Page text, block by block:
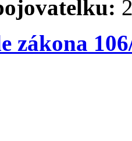
zákona